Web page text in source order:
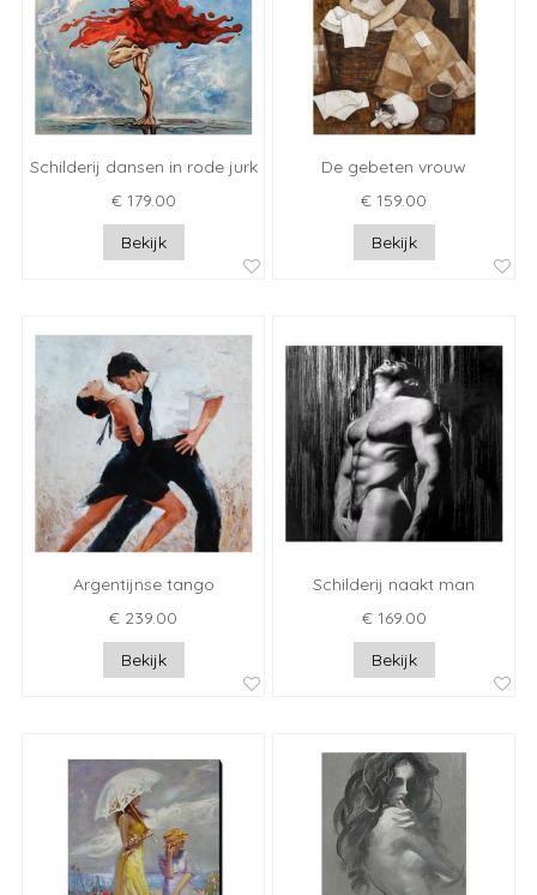
Schilderij dansen in rode jurk
€ 179.00
Bekijk
De gebeten vrouw
€ 159.00
Bekijk
Argentijnse tango
€ 239.00
Bekijk
Schilderij naakt man
€ 169.00
Bekijk